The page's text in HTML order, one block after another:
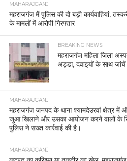
MAHARAJGANJ
महराजगंज में पुलिस की दो बड़ी कार्यवाहियां,
के मामलों में आरोपी गिरफ्तार
BREAKING NEWS
महराजगंज महिला जिला
अड्डा, दवाइयों के साथ जांचें
MAHARAJGANJ
महराजगंज जनपद के थाना श्यामदेउरवां क्षेत्र में
जुआ खिलाने और उसका आयोजन करने वालों के
पुलिस ने सख्त कार्रवाई की है।
MAHARAJGANJ